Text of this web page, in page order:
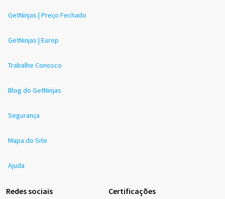
GetNinjas | Preço Fechado
GetNinjas | Europ
Trabalhe Conosco
Blog do GetNinjas
Segurança
Mapa do Site
Ajuda
Redes sociais Certificações